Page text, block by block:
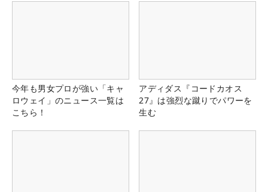
今年も男女プロが強い「キャ
ロウェイ」のニュース一覧は
こちら！
アディダス『コードカオス
27』は強烈な蹴りでパワーを
生む